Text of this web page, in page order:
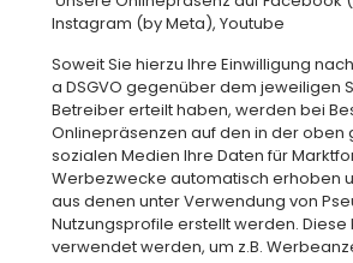
Instagram (by Meta), Youtube
Soweit Sie hierzu Ihre Einwilligung nach
a DSGVO gegenüber dem jeweiligen
Betreiber erteilt haben, werden bei
Onlinepräsenzen auf den in der oben
sozialen Medien Ihre Daten für
Werbezwecke automatisch erhoben
aus denen unter Verwendung von
Nutzungsprofile erstellt werden. Diese
verwendet werden, um z.B.